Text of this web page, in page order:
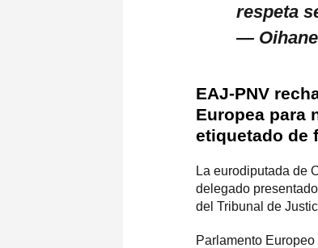
respeta
—
EAJ-PNV
Europea para
etiquetado de
La eurodiputada de
delegado
del Tribunal de
Parlamento Europeo